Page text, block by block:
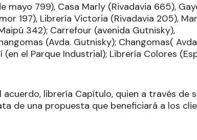
mayo 799), Casa Marly (Rivadavia 665),
197), Librería Victoria (Rivadavia 205),
342); Carrefour (avenida Gutnisky),
(Avda. Gutnisky); Changomas(
el Parque Industrial); Librería Colores
librería Capítulo, quien a través de
de una propuesta que beneficiará a los